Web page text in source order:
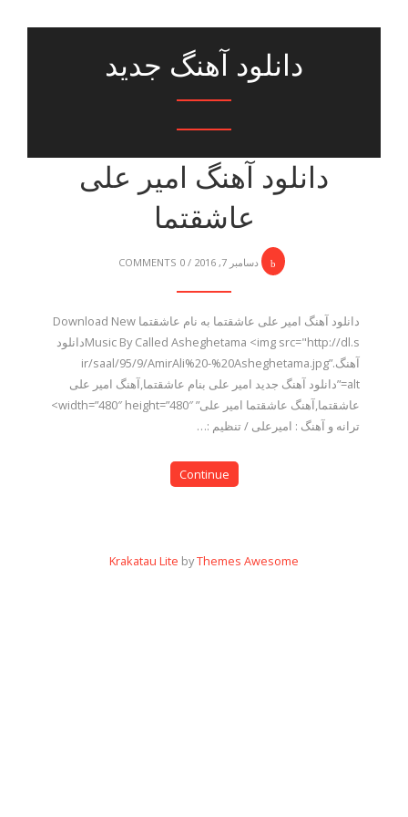
دانلود آهنگ جدید
دانلود آهنگ امیر علی
عاشقتما
دسامبر 7, 2016 /
0 COMMENTS
دانلود آهنگ امیر علی عاشقتما به نام عاشقتما Download New
Music By Called Asheghetama <img src="http://dl.sدانلود
آهنگ.ir/saal/95/9/AmirAli%20-%20Asheghetama.jpg”
alt=”دانلود آهنگ جدید امیر علی بنام عاشقتما,آهنگ امیر علی
عاشقتما,آهنگ عاشقتما امیر علی” width=”480″ height=”480″>
ترانه و آهنگ : امیرعلی / تنظیم :…
Continue
Krakatau Lite byThemes Awesome